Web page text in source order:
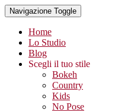
Navigazione Toggle
Home
Lo Studio
Blog
Scegli il tuo stile
Bokeh
Country
Kids
No Pose